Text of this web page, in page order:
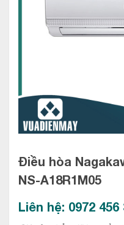
Điều hòa
NS-A18R1M05
Liên hệ: 0972 456